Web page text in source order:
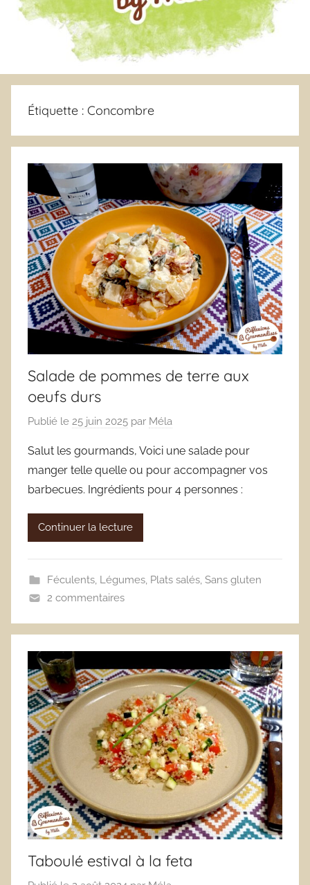
Étiquette : Concombre
Salade de pommes de terre aux
oeufs durs
Publié le 25 juin 2025 par Méla
Salut les gourmands, Voici une salade pour
manger telle quelle ou pour accompagner vos
barbecues. Ingrédients pour 4 personnes :
Continuer la lecture
Féculents, Légumes, Plats salés, Sans gluten
2 commentaires
Taboulé estival à la feta